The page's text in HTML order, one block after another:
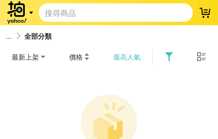
登
全部分類
最新上架 價格 最高人氣